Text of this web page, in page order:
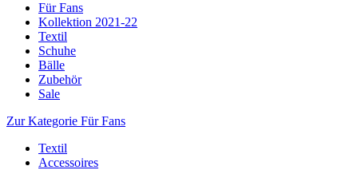
Für Fans
Kollektion 2021-22
Textil
Schuhe
Bälle
Zubehör
Sale
Zur Kategorie Für Fans
Textil
Accessoires